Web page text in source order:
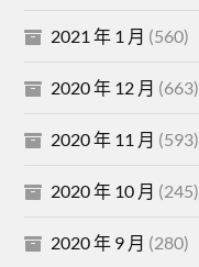
2021 年 1 月 (560)
2020 年 12 月 (663)
2020 年 11 月 (593)
2020 年 10 月 (245)
2020 年 9 月 (280)